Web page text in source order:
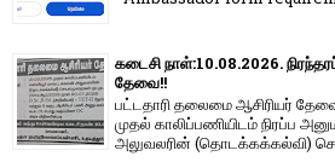
கடைசி நாள்:10.08.2026.
தேவை!!
பட்டதாரி தலைமை ஆசிரியர்
முதல் காலிப்பணியிடம் நிரப்ப
அலுவலரின் (தொடக்கக்கல்வி)